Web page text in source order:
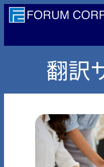
内
容
プ
翻訳